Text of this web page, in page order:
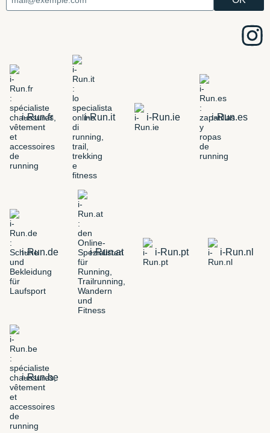
i-Run.fr i-Run.it i-Run.ie i-Run.es
i-Run.de i-Run.at i-Run.pt i-Run.nl
i-Run.be